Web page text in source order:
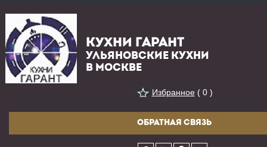
КУХНИ ГАРАНТ
УЛЬЯНОВСКИЕ КУХНИ
В МОСКВЕ
Избранное( 0 )
ОБРАТНАЯ СВЯЗЬ